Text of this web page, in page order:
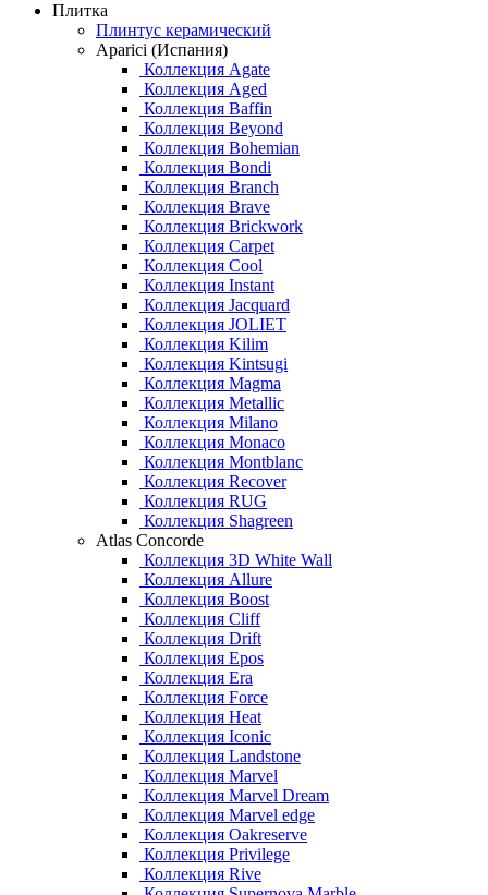
Плитка
Плинтус керамический
Aparici (Испания)
Коллекция Agate
Коллекция Aged
Коллекция Baffin
Коллекция Beyond
Коллекция Bohemian
Коллекция Bondi
Коллекция Branch
Коллекция Brave
Коллекция Brickwork
Коллекция Carpet
Коллекция Cool
Коллекция Instant
Коллекция Jacquard
Коллекция JOLIET
Коллекция Kilim
Коллекция Kintsugi
Коллекция Magma
Коллекция Metallic
Коллекция Milano
Коллекция Monaco
Коллекция Montblanc
Коллекция Recover
Коллекция RUG
Коллекция Shagreen
Atlas Concorde
Коллекция 3D White Wall
Коллекция Allure
Коллекция Boost
Коллекция Cliff
Коллекция Drift
Коллекция Epos
Коллекция Era
Коллекция Force
Коллекция Heat
Коллекция Iconic
Коллекция Landstone
Коллекция Marvel
Коллекция Marvel Dream
Коллекция Marvel edge
Коллекция Oakreserve
Коллекция Privilege
Коллекция Rive